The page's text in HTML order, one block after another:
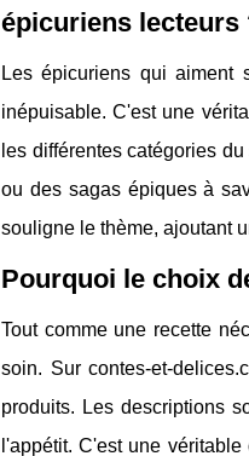
épicuriens lecteurs
Les épicuriens qui aiment
inépuisable. C'est une
les différentes catégories
ou des sagas épiques à
souligne le thème, ajoutant
Pourquoi le choix
Tout comme une recette
soin. Sur contes-et-
produits. Les descriptions
l'appétit. C'est une